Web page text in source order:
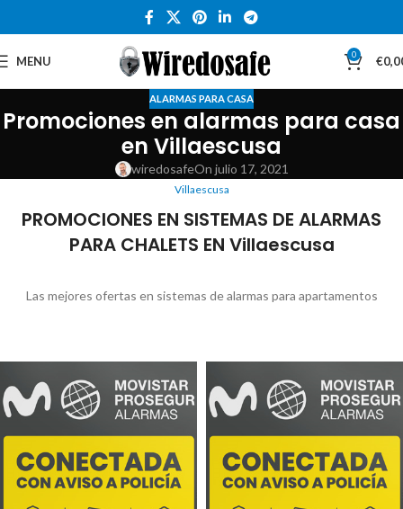
MENU 0 €
ALARMAS PARA CASA
Promociones en alarmas para casa
en Villaescusa
wiredosafeOn julio 17, 2021
Villaescusa
PROMOCIONES EN SISTEMAS DE ALARMAS
PARA CHALETS EN Villaescusa
Las mejores ofertas en sistemas de alarmas para apartamentos